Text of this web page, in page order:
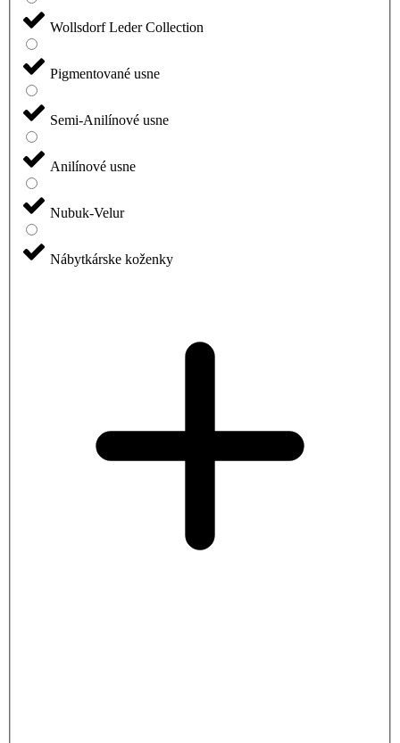
Wollsdorf Leder Collection
Pigmentované usne
Semi-Anilínové usne
Anilínové usne
Nubuk-Velur
Nábytkárske koženky